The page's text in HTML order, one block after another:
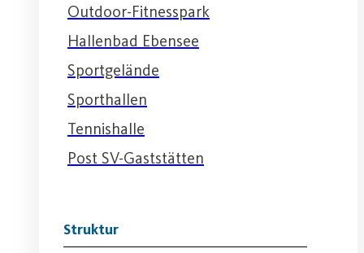
Outdoor-Fitnesspark
Hallenbad Ebensee
Sportgelände
Sporthallen
Tennishalle
Post SV-Gaststätten
Struktur